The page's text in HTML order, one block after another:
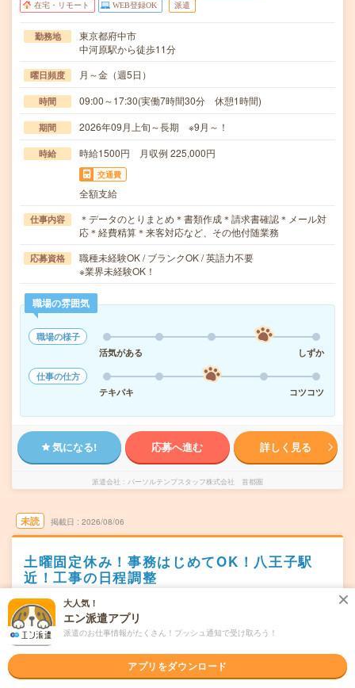
在宅・リモート WEB登録OK 派遣
勤務地
東京都府中市
中河原駅から徒歩11分
曜日頻度 月～金（週5日）
時間 09:00～17:30(実働7時間30分 休憩1時間)
期間 2026年09月上旬～長期 ※9月～！
時給 時給1500円 月収例 225,000円
交通費
全額支給
仕事内容
＊データのとりまとめ＊書類作成＊請求書確認＊メール対
応＊経費精算＊来客対応など、その他付随業務
応募資格
職種未経験OK / ブランクOK / 英語力不要
※業界未経験OK！
職場の雰囲気
職場の様子
活気がある
しずか
仕事の仕方
テキパキ
コツコツ
気になる! 応募へ進む 詳しく見る
派遣会社 パーソルテンプスタッフ株式会社 首都圏
未読 掲載日 2026/08/06
土曜固定休み！事務はじめてOK！八王子駅
近！工事の日程調整
職種未経験OK
勤務地
東京都八王子市
月・火・水・木・金・日(週5日) ※シフト制 ※平日1日＋
土曜休みです！
大人気！
エン派遣アプリ
派遣のお仕事情報がたくさん！プッシュ通知で受け取ろう！
アプリをダウンロード